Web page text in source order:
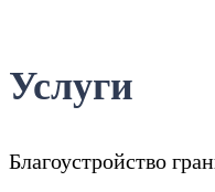
Услуги
Благоустройство